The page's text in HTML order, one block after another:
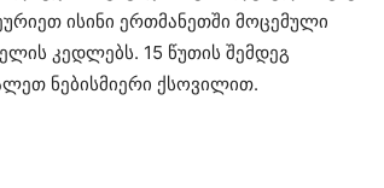
ისინი ერთმანეთში მოცემული
კედლებს. 15 წუთის შემდეგ
ნებისმიერი ქსოვილით.